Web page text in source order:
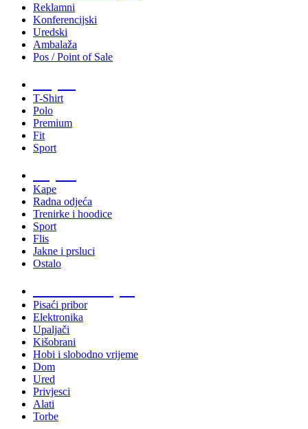
Reklamni
Konferencijski
Uredski
Ambalaža
Pos / Point of Sale
T-Shirt
Polo
Premium
Fit
Sport
Kape
Radna odjeća
Trenirke i hoodice
Sport
Flis
Jakne i prsluci
Ostalo
Pisaći pribor
Elektronika
Upaljači
Kišobrani
Hobi i slobodno vrijeme
Dom
Ured
Privjesci
Alati
Torbe